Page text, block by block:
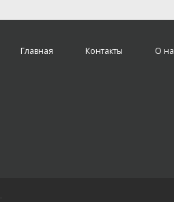
Главная Контакты О